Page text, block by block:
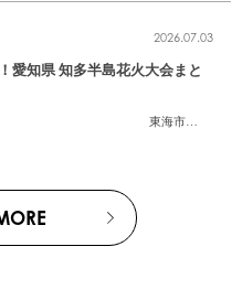
東海市
,大府市
2026.07.03
愛知県 知多半島花火大会まと